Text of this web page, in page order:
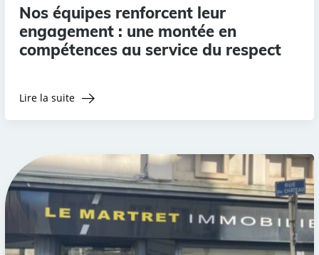
Nos équipes renforcent leur
engagement : une montée en
compétences au service du respect
Lire la suite